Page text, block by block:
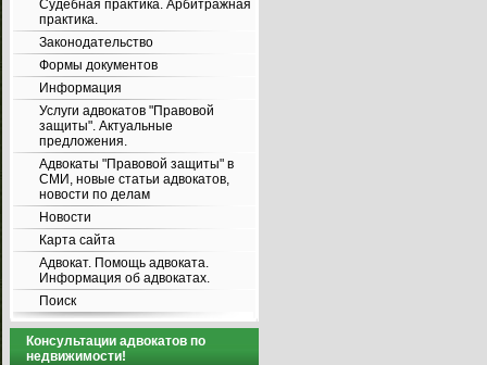
Судебная практика. Арбитражная
практика.
Законодательство
Формы документов
Информация
Услуги адвокатов "Правовой
защиты". Актуальные
предложения.
Адвокаты "Правовой защиты" в
СМИ, новые статьи адвокатов,
новости по делам
Новости
Карта сайта
Адвокат. Помощь адвоката.
Информация об адвокатах.
Поиск
Консультации адвокатов по
недвижимости!